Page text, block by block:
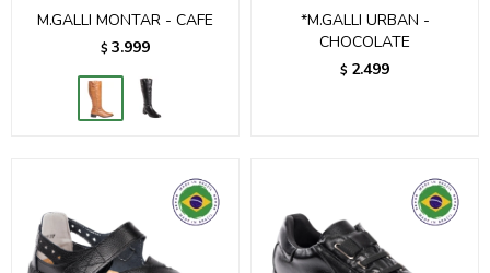
M.GALLI MONTAR - CAFE
$ 3.999
*M.GALLI URBAN -
CHOCOLATE
$ 2.499